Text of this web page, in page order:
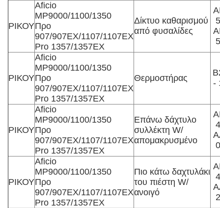
ΡΙΚΟΥ
Aficio
MP9000/1100/1350
Προ
907/907EX/1107/1107EX
Pro 1357/1357EX
Δίκτυο καθαρισμού
από φυσαλίδες
ΡΙΚΟΥ
Aficio
MP9000/1100/1350
Προ
907/907EX/1107/1107EX
Pro 1357/1357EX
Θερμοστήρας
-
ΡΙΚΟΥ
Aficio
MP9000/1100/1350
Προ
907/907EX/1107/1107EX
Pro 1357/1357EX
Επάνω δάχτυλο
συλλέκτη W/
απομακρυσμένο
ΡΙΚΟΥ
Aficio
MP9000/1100/1350
Προ
907/907EX/1107/1107EX
Pro 1357/1357EX
Πιο κάτω δαχτυλάκι
του πιέστη W/
ανοιγό